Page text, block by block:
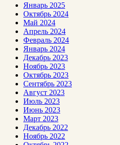
Январь 2025
Октябрь 2024
Май 2024
Апрель 2024
Февраль 2024
Январь 2024
Декабрь 2023
Ноябрь 2023
Октябрь 2023
Сентябрь 2023
Август 2023
Июль 2023
Июнь 2023
Март 2023
Декабрь 2022
Ноябрь 2022